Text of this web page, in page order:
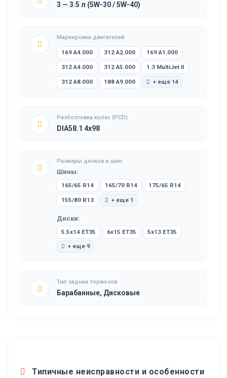
3 — 3.5 л (5W-30 / 5W-40)
Маркировка двигателей
169 A4.000 312 A2.000 169 A1.000
312 A4.000 312 A5.000 1.3 MultiJet II
312 A8.000 188 A9.000 + еще 14
Разболтовка колес (PCD)
DIA58.1 4x98
Размеры дисков и шин
Шины:
165/65 R14 165/70 R14 175/65 R14
155/80 R13 + еще 1
Диски:
5.5x14 ET35 6x15 ET35 5x13 ET35
+ еще 9
Тип задних тормозов
Барабанные, Дисковые
Типичные неисправности и особенности